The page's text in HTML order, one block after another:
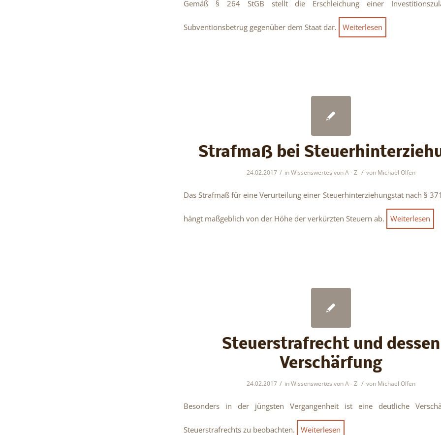
Gemäß § 264 StGB stellt die Erschleichung einer
Subventionsbetrug gegenüber dem Staat dar. Weiterlesen
Strafmaß bei
24.02.2017 / inWissenswertes von A - Z / von Michael Olfen
Das Strafmaß für eine Verurteilung einer Steuerhinterziehungstat nach §
hängt maßgeblich von der Höhe der verkürzten Steuern ab. Weiterlesen
Steuerstrafrecht und dessen
Verschärfung
24.02.2017 / inWissenswertes von A - Z / von Michael Olfen
Besonders in der jüngsten Vergangenheit ist eine deutliche
Steuerstrafrechts zu beobachten. Weiterlesen